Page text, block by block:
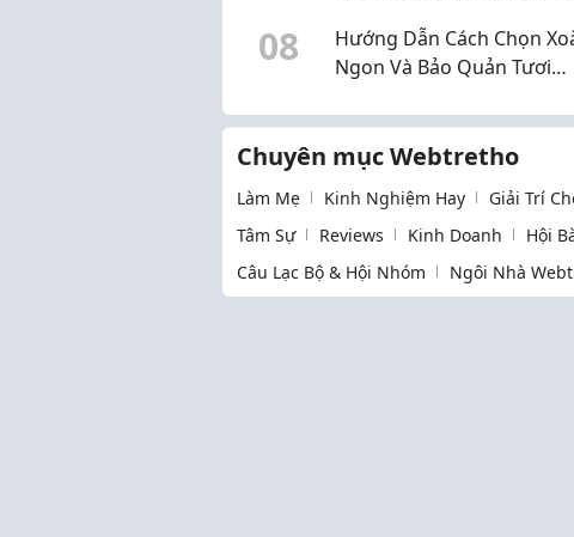
08
Hướng Dẫn Cách Chọn
Ngon Và Bảo Quản Tươi
Chuyên mục Webtretho
Làm Mẹ Kinh Nghiệm Hay Giải Trí
Tâm Sự
Reviews Kinh Doanh Hội
Câu Lạc Bộ & Hội Nhóm
Ngôi Nhà